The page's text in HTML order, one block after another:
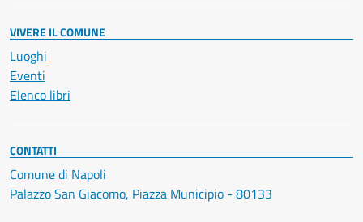
VIVERE IL COMUNE
Luoghi
Eventi
Elenco libri
CONTATTI
Comune di Napoli
Palazzo San Giacomo, Piazza Municipio - 80133